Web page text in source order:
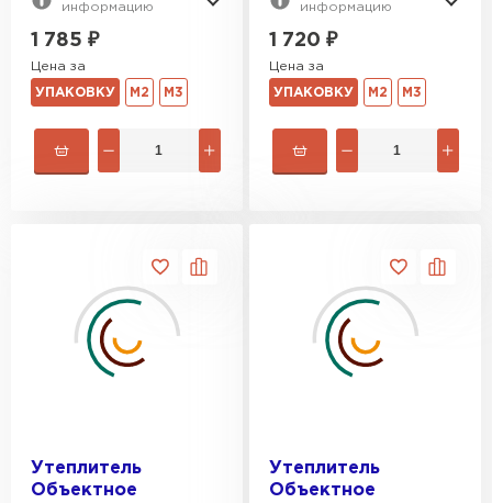
информацию
1 785 ₽
Цена за
УПАКОВКУ М2 М3
информацию
1 720 ₽
Цена за
УПАКОВКУ М2 М3
Утеплитель
Объектное
Утеплитель
Объектное